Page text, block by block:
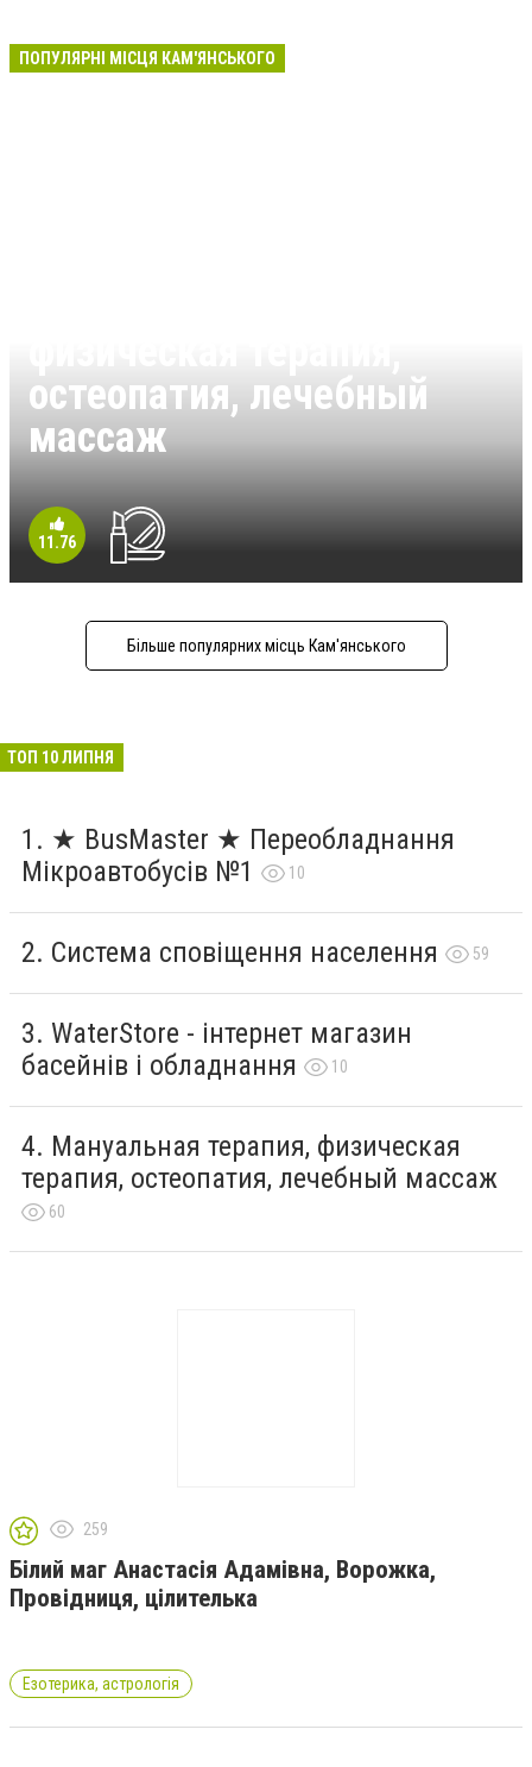
ПОПУЛЯРНІ МІСЦЯ КАМ'ЯНСЬКОГО
остеопатия, лечебный
массаж
11.76
Більше популярних місць Кам'янського
ТОП 10 ЛИПНЯ
★ BusMaster ★ Переобладнання
Мікроавтобусів №1
10
Система сповіщення населення 59
WaterStore - інтернет магазин
басейнів і обладнання
10
Мануальная терапия, физическая
терапия, остеопатия, лечебный массаж
60
259
Білий маг Анастасія Адамівна, Ворожка,
Провідниця, цілителька
Езотерика, астрологія